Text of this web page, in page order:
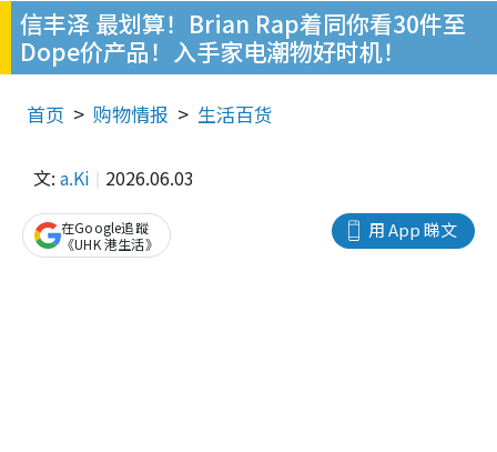
信丰泽 最划算！Brian Rap着同你看30件至
Dope价产品！入手家电潮物好时机！
首页 购物情报 生活百货
文: a.Ki 2026.06.03
用 App 睇文
在Google追蹤
《UHK 港生活》